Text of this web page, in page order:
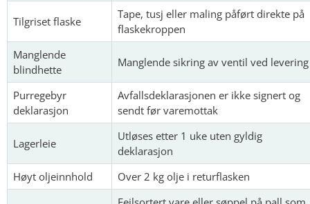
Tilgriset flaske
Tape, tusj eller maling påført direkte på
flaskekroppen
Manglende
blindhette
Manglende sikring av ventil ved levering
Purregebyr
deklarasjon
Avfallsdeklarasjonen er ikke signert og
sendt før varemottak
Lagerleie
Utløses etter 1 uke uten gyldig
deklarasjon
Høyt oljeinnhold
Over 2 kg olje i returflasken